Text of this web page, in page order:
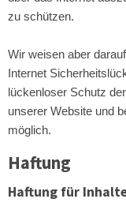
zu schützen.
Wir weisen aber
Internet
lückenloser Schutz
unserer Website und
möglich.
Haftung
Haftung für